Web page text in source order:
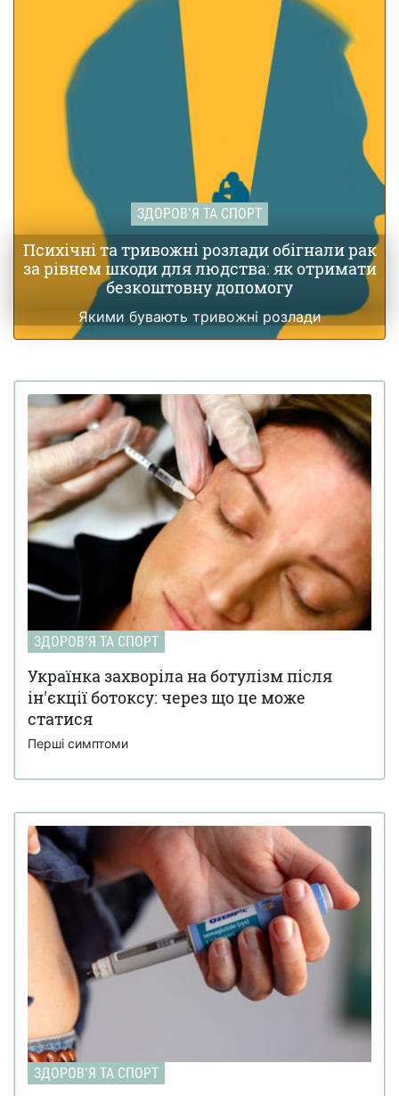
ЗДОРОВʼЯ ТА СПОРТ
Психічні та тривожні розлади обігнали рак
за рівнем шкоди для людства: як отримати
безкоштовну допомогу
Якими бувають тривожні розлади
ЗДОРОВʼЯ ТА СПОРТ
Українка захворіла на ботулізм після
ін'єкції ботоксу: через що це може
статися
Перші симптоми
ЗДОРОВʼЯ ТА СПОРТ